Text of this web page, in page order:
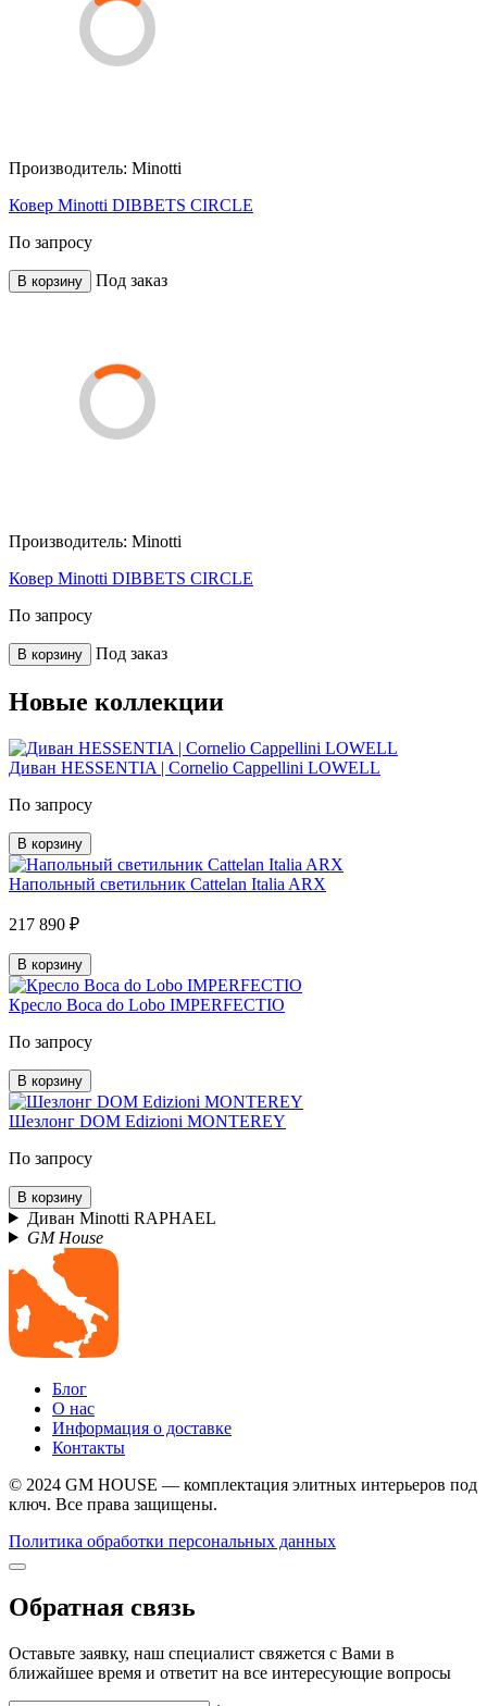
Производитель: Minotti
Ковер Minotti DIBBETS CIRCLE
По запросу
В корзину Под заказ
Производитель: Minotti
Ковер Minotti DIBBETS CIRCLE
По запросу
В корзину Под заказ
Новые коллекции
Диван HESSENTIA | Cornelio Cappellini LOWELL
По запросу
В корзину
Напольный светильник Cattelan Italia ARX
217 890 ₽
В корзину
Кресло Boca do Lobo IMPERFECTIO
По запросу
В корзину
Шезлонг DOM Edizioni MONTEREY
По запросу
В корзину
Диван Minotti RAPHAEL
GM House
Блог
О нас
Информация о доставке
Контакты
© 2024 GM HOUSE — комплектация элитных интерьеров под
ключ. Все права защищены.
Политика обработки персональных данных
Обратная связь
Оставьте заявку, наш специалист свяжется с Вами в
ближайшее время и ответит на все интересующие вопросы